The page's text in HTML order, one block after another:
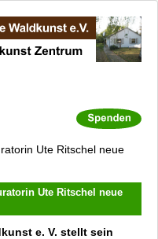
Ute Ritschel neue
Ute Ritschel neue
e. V. stellt sein